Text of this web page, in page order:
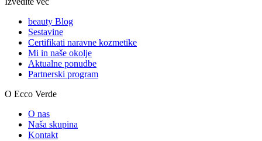
beauty Blog
Sestavine
Certifikati naravne kozmetike
Mi in naše okolje
Aktualne ponudbe
Partnerski program
O Ecco Verde
O nas
Naša skupina
Kontakt